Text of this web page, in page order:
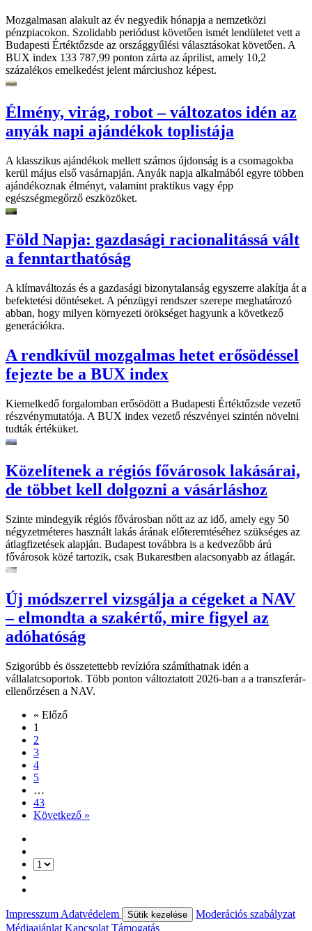
Mozgalmasan alakult az év negyedik hónapja a nemzetközi
pénzpiacokon. Szolidabb periódust követően ismét lendületet vett a
Budapesti Értéktőzsde az országgyűlési választásokat követően. A
BUX index 133 787,99 ponton zárta az áprilist, amely 10,2
százalékos emelkedést jelent márciushoz képest.
Élmény, virág, robot – változatos idén az
anyák napi ajándékok toplistája
A klasszikus ajándékok mellett számos újdonság is a csomagokba
kerül május első vasárnapján. Anyák napja alkalmából egyre többen
ajándékoznak élményt, valamint praktikus vagy épp
egészségmegőrző eszközöket.
Föld Napja: gazdasági racionalitássá vált
a fenntarthatóság
A klímaváltozás és a gazdasági bizonytalanság egyszerre alakítja át a
befektetési döntéseket. A pénzügyi rendszer szerepe meghatározó
abban, hogy milyen környezeti örökséget hagyunk a következő
generációkra.
A rendkívül mozgalmas hetet erősödéssel
fejezte be a BUX index
Kiemelkedő forgalomban erősödött a Budapesti Értéktőzsde vezető
részvénymutatója. A BUX index vezető részvényei szintén növelni
tudták értéküket.
Közelítenek a régiós fővárosok lakásárai,
de többet kell dolgozni a vásárláshoz
Szinte mindegyik régiós fővárosban nőtt az az idő, amely egy 50
négyzetméteres használt lakás árának előteremtéséhez szükséges az
átlagfizetések alapján. Budapest továbbra is a kedvezőbb árú
fővárosok közé tartozik, csak Bukarestben alacsonyabb az átlagár.
Új módszerrel vizsgálja a cégeket a NAV
– elmondta a szakértő, mire figyel az
adóhatóság
Szigorúbb és összetettebb revízióra számíthatnak idén a
vállalatcsoportok. Több ponton változtatott 2026-ban a a transzferár-
ellenőrzésen a NAV.
« Előző
1
2
3
4
5
…
43
Következő »
Impresszum Adatvédelem Sütik kezelése
Moderációs szabályzat
Médiaajánlat Kapcsolat Támogatás